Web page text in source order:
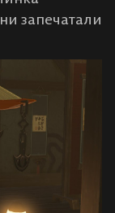
запечатали